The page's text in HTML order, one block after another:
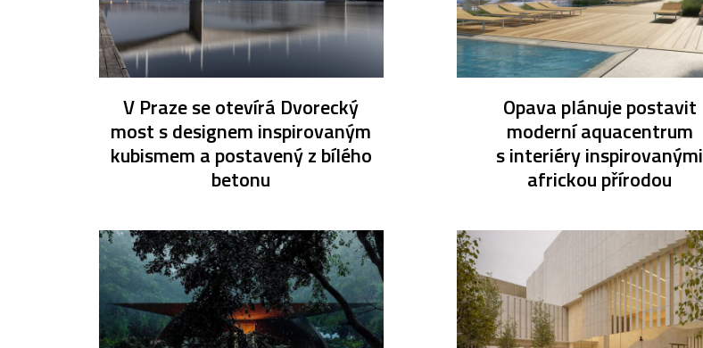
V Praze se otevírá Dvorecký
most s designem inspirovaným
kubismem a postavený z bílého
betonu
Opava plánuje postavit
moderní aquacentrum
s interiéry inspirovanými
africkou přírodou